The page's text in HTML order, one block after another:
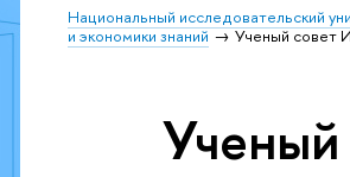
Национальный исследовательский
и экономики знаний
Ученый